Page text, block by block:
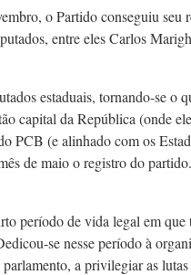
o Partido conseguiu seu
entre eles Carlos
estaduais, tornando-se o
capital da República (onde
PCB (e alinhado com os
de maio o registro do
período de vida legal em
se nesse período à
a privilegiar as